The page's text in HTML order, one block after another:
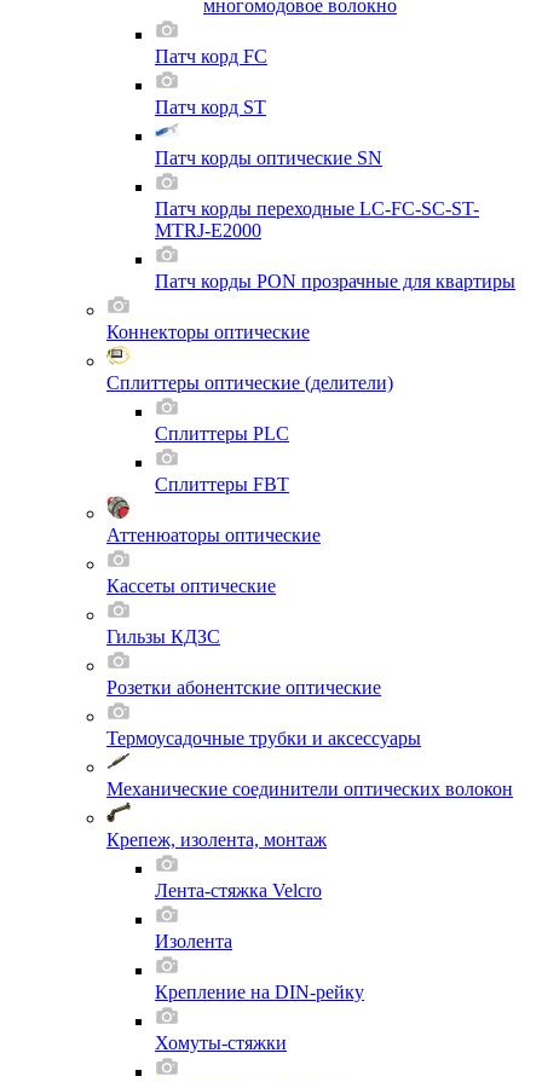
многомодовое волокно
Патч корд FC
Патч корд ST
Патч корды оптические SN
Патч корды переходные LC-FC-SC-ST-
MTRJ-E2000
Патч корды PON прозрачные для квартиры
Коннекторы оптические
Сплиттеры оптические (делители)
Сплиттеры PLC
Сплиттеры FBT
Аттенюаторы оптические
Кассеты оптические
Гильзы КДЗС
Розетки абонентские оптические
Термоусадочные трубки и аксессуары
Механические соединители оптических волокон
Крепеж, изолента, монтаж
Лента-стяжка Velcro
Изолента
Крепление на DIN-рейку
Хомуты-стяжки